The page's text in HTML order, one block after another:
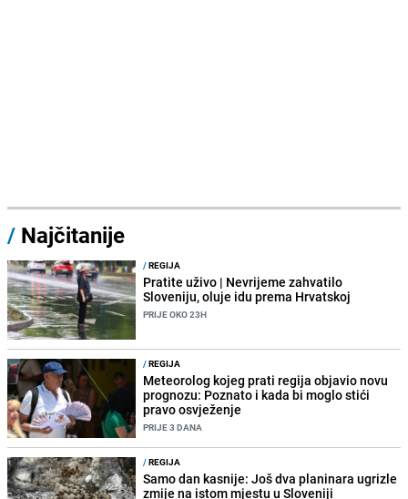
/ Najčitanije
/REGIJA
Pratite uživo | Nevrijeme zahvatilo
Sloveniju, oluje idu prema Hrvatskoj
PRIJE OKO 23H
/REGIJA
Meteorolog kojeg prati regija objavio novu
prognozu: Poznato i kada bi moglo stići
pravo osvježenje
PRIJE 3 DANA
/REGIJA
Samo dan kasnije: Još dva planinara ugrizle
zmije na istom mjestu u Sloveniji